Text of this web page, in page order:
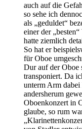
auch auf die
so sehe ich
als „geduldet“
einer der
hatte ziemlich
So hat er
für Oboe
Dur auf der Oboe
transponiert. Da
unterm Arm dabei
andersherum
Oboenkonzert in
glaube, so rum